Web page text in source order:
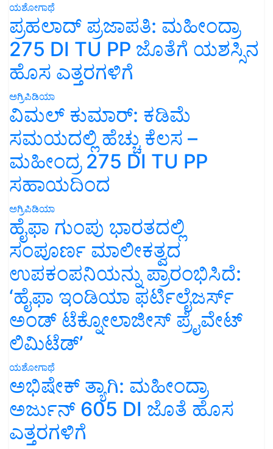
ಯಶೋಗಾಥೆ
ಪ್ರಹಲಾದ್ ಪ್ರಜಾಪತಿ: ಮಹೀಂದ್ರಾ
275 DI TU PP ಜೊತೆಗೆ ಯಶಸ್ಸಿನ
ಹೊಸ ಎತ್ತರಗಳಿಗೆ
ಅಗ್ರಿಪಿಡಿಯಾ
ವಿಮಲ್ ಕುಮಾರ್: ಕಡಿಮೆ
ಸಮಯದಲ್ಲಿ ಹೆಚ್ಚು ಕೆಲಸ –
ಮಹೀಂದ್ರ 275 DI TU PP
ಸಹಾಯದಿಂದ
ಅಗ್ರಿಪಿಡಿಯಾ
ಹೈಫಾ ಗುಂಪು ಭಾರತದಲ್ಲಿ
ಸಂಪೂರ್ಣ ಮಾಲೀಕತ್ವದ
ಉಪಕಂಪನಿಯನ್ನು ಪ್ರಾರಂಭಿಸಿದೆ:
‘ಹೈಫಾ ಇಂಡಿಯಾ ಫರ್ಟಿಲೈಜರ್ಸ್
ಅಂಡ್ ಟೆಕ್ನೋಲಾಜೀಸ್ ಪ್ರೈವೇಟ್
ಲಿಮಿಟೆಡ್’
ಯಶೋಗಾಥೆ
ಅಭಿಷೇಕ್ ತ್ಯಾಗಿ: ಮಹೀಂದ್ರಾ
ಅರ್ಜುನ್ 605 DI ಜೊತೆ ಹೊಸ
ಎತ್ತರಗಳಿಗೆ